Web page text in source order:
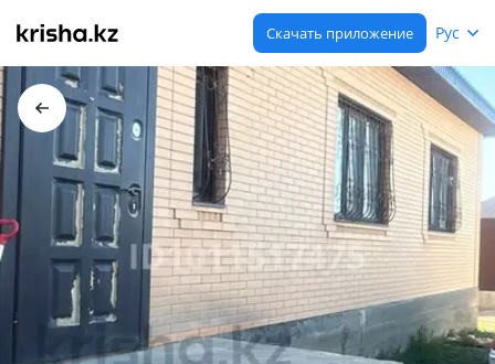
Скачать приложение Рус